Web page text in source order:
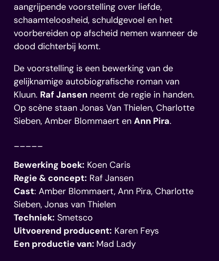
aangrijpende voorstelling over liefde,
schaamteloosheid, schuldgevoel en het
voorbereiden op afscheid nemen wanneer de
dood dichterbij komt.
De voorstelling is een bewerking van de
gelijknamige autobiografische roman van
Kluun. Raf Jansen neemt de regie in handen.
Op scène staan Jonas Van Thielen, Charlotte
Sieben, Amber Blommaert en Ann Pira.
Bewerking boek: Koen Caris
Regie & concept: Raf Jansen
Cast: Amber Blommaert, Ann Pira, Charlotte
Sieben, Jonas van Thielen
Techniek: Smetsco
Uitvoerend producent: Karen Feys
Een productie van: Mad Lady